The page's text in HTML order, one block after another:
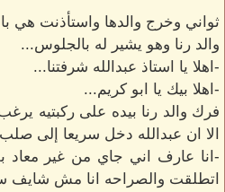
ثواني وخرج والدها واستأذنت هي
والد رنا وهو يشير له بالجلوس...
-اهلا يا استاذ عبدالله شرفتنا...
-اهلا بيك يا ابو كريم...
فرك والد رنا بيده على ركبتيه
الا ان عبدالله دخل سريعا إلى
-انا عارف اني جاي من غير
اتطلقت والصراحه انا مش شايف